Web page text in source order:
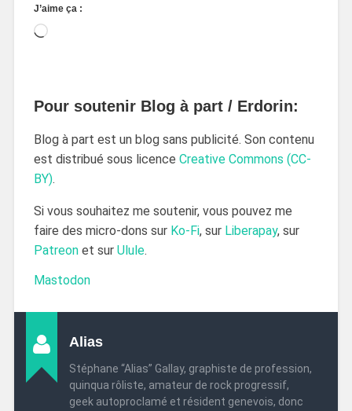
J’aime ça :
Pour soutenir Blog à part / Erdorin:
Blog à part est un blog sans publicité. Son contenu
est distribué sous licence Creative Commons (CC-
BY).
Si vous souhaitez me soutenir, vous pouvez me
faire des micro-dons sur Ko-Fi, sur Liberapay, sur
Patreonet sur Ulule.
Mastodon
Alias
Stéphane “Alias” Gallay, graphiste de profession,
quinqua rôliste, amateur de rock progressif,
geek autoproclamé et résident genevois, donc